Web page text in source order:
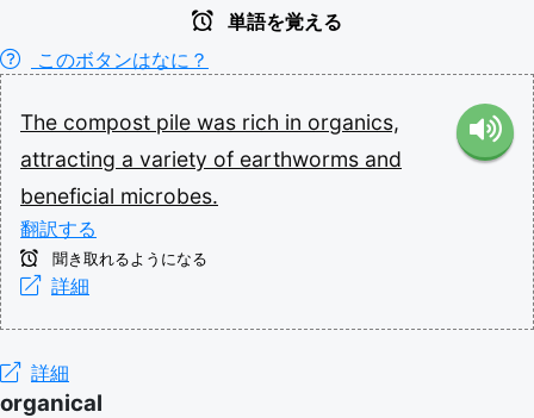
単語を覚える
このボタンはなに？
The compost pile was rich in organics,
attracting a variety of earthworms and
beneficial microbes.
翻訳する
聞き取れるようになる
詳細
詳細
organical